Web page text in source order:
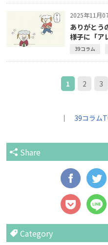
2025年11月07
ありがとう
様子に「ア
39コラム
1 2 3
｜ 39コラム
Share
Category